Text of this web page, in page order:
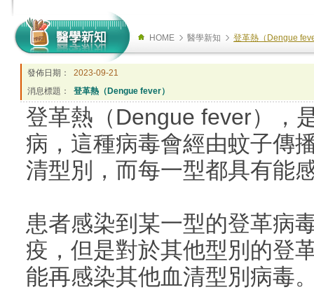
HOME 醫學新知 登革熱（Dengue
發佈日期：
2023-09-21
消息標題：
登革熱（Dengue fever）
登革熱（Dengue fever），
病，這種病毒會經由蚊子傳
清型別，而每一型都具有能
患者感染到某一型的登革病
疫，但是對於其他型別的登
能再感染其他血清型別病毒